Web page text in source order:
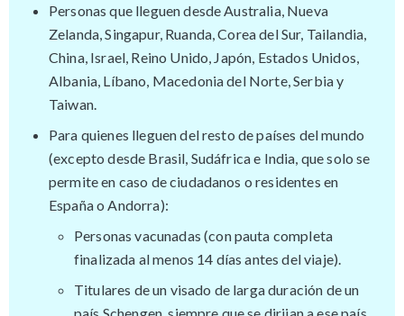
Personas que lleguen desde Australia, Nueva
Zelanda, Singapur, Ruanda, Corea del Sur, Tailandia,
China, Israel, Reino Unido, Japón, Estados Unidos,
Albania, Líbano, Macedonia del Norte, Serbia y
Taiwan.
Para quienes lleguen del resto de países del mundo
(excepto desde Brasil, Sudáfrica e India, que solo se
permite en caso de ciudadanos o residentes en
España o Andorra):
Personas vacunadas (con pauta completa
finalizada al menos 14 días antes del viaje).
Titulares de un visado de larga duración de un
país Schengen, siempre que se dirijan a ese país.